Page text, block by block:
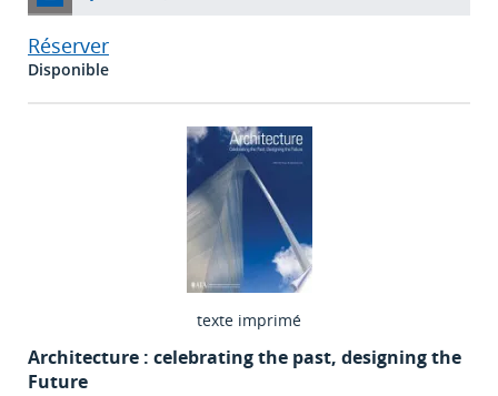
Réserver
Disponible
texte imprimé
Architecture : celebrating the past, designing the
Future